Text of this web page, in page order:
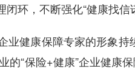
环，不断强化“健康找信
健康保障专家的形象持
“保险+健康”企业健康